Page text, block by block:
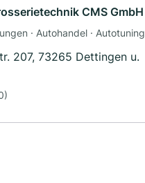
CMS GmbH
· Autohandel · Autotuning
207, 73265 Dettingen u.